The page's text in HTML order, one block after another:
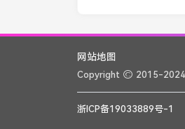
网站地图
Copyright 2015-2024
浙ICP备19033889号-1